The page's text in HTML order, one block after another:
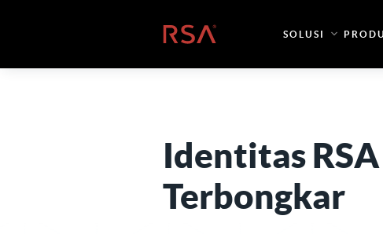
Beranda SOLUSI
Identitas RSA
Terbongkar